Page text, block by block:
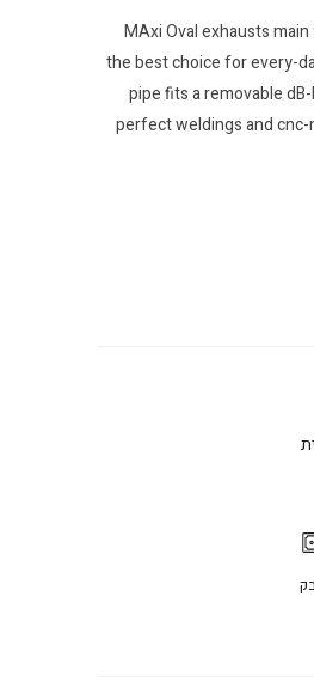
MAxi Oval exhausts
the best choice for every-
pipe fits a removable
perfect weldings and cnc-